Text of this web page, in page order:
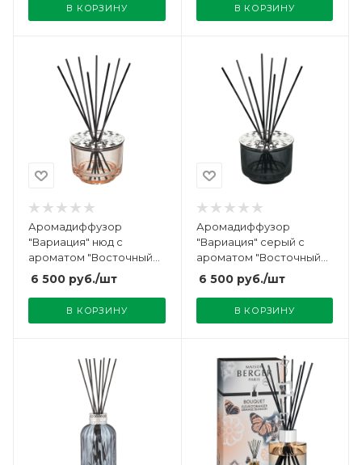
В КОРЗИНУ В КОРЗИНУ
Аромадиффузор
"Вариация" нюд с
ароматом "Восточный
Бархат" 200мл Maison
6 500 руб./шт
В КОРЗИНУ
Аромадиффузор
"Вариация" серый с
ароматом "Восточный
Бархат" 200мл Maison
6 500руб./шт
В КОРЗИНУ